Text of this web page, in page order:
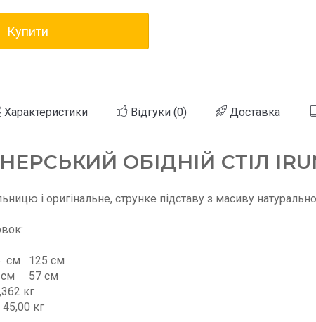
Купити
Характеристики Відгуки (0) Доставка
ОБІДНІЙ СТІЛ
і оригінальне, струнке підставу з масиву
см 125 см
57 см
кг
кг